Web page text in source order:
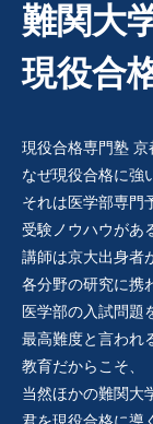
難関大
現役合
現役合格専門塾
なぜ現役合格に強
それは医学部専門
受験ノウハウがあ
講師は京大出身者
各分野の研究に携
医学部の入試問題
最高難度と言われ
教育だからこそ、
当然ほかの難関大